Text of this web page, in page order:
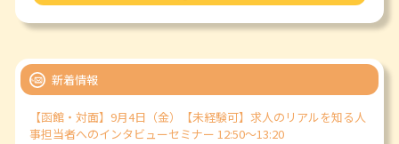
新着情報
【函館・対面】9月4日（金）【未経験可】求人のリアルを知る人
事担当者へのインタビューセミナー 12:50～13:20